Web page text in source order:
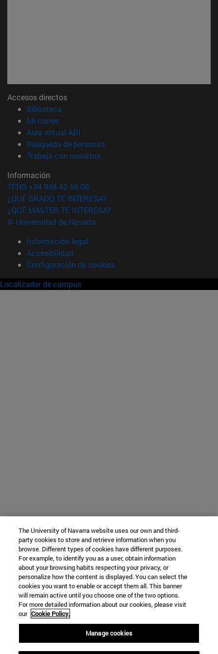
Accesos directos
Biblioteca
Mi correo(abre en nueva ventana)
Aula virtual ADI
Búsqueda de personas(abre en nueva ventana)
Trabaja con nosotros(abre en nueva ventana)
Información
TFNO +34 948 42 56 00
¿QUÉ GRADO TE INTERESA?
¿QUÉ MÁSTER TE INTERESA?
© Universidad de Navarra
Información legal
Accesibilidad
Configuración de cookies
Localizador de campus
The University of Navarra website uses our own and third-
party cookies to store and retrieve information when you
browse. Different types of cookies have different purposes.
For example, to identify you as a user, obtain information
about your browsing habits respecting your privacy, or
personalize how the content is displayed. You can select the
cookies you want to enable or accept them all. This banner
will remain active until you choose one of the two options.
For more detailed information about our cookies, please visit
our Cookie Policy.
Manage cookies